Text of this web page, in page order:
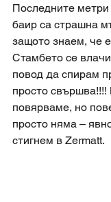
Последните
баир са страшна
защото знаем, че
Стамбето се
повод да спирам
просто
повярваме, но
просто няма –
стигнем в Zermatt.